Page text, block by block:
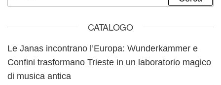
CATALOGO
Le Janas incontrano l’Europa: Wunderkammer e
Confini trasformano Trieste in un laboratorio magico
di musica antica